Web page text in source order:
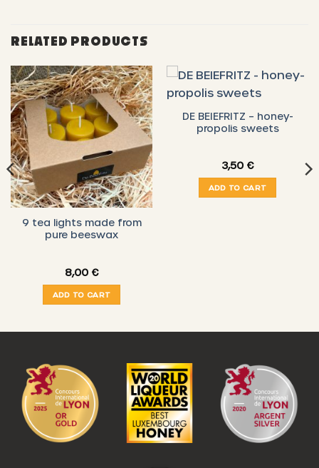
RELATED PRODUCTS
9 tea lights made from
pure beeswax
8,00 €
ADD TO CART
DE BEIEFRITZ – honey-
propolis sweets
3,50 €
ADD TO CART